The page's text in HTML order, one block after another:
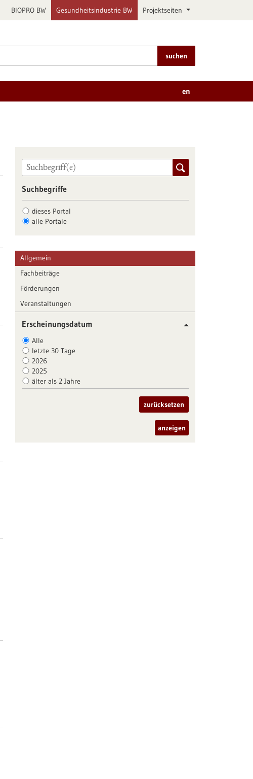
BIOPRO BW Gesundheitsindustrie BW Projektseiten
suchen
en
Suchbegriffe
dieses Portal
alle Portale
Allgemein
Fachbeiträge
Förderungen
Veranstaltungen
Erscheinungsdatum
Alle
letzte 30 Tage
2026
2025
älter als 2 Jahre
zurücksetzen
anzeigen